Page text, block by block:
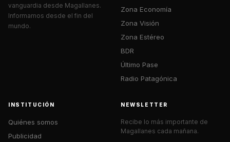
vanguardia desde Magallanes.
Informamos desde el fin del
mundo.
Zona Economía
Zona Visión
Zona Estéreo
BDR
Último Pase
Radio Patagónica
INSTITUCIÓN
Quiénes somos
Publicidad
NEWSLETTER
Recibe lo más importante de
Magallanes cada mañana.